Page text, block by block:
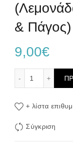
&
9,00€
+ λίστα
Σύγκριση